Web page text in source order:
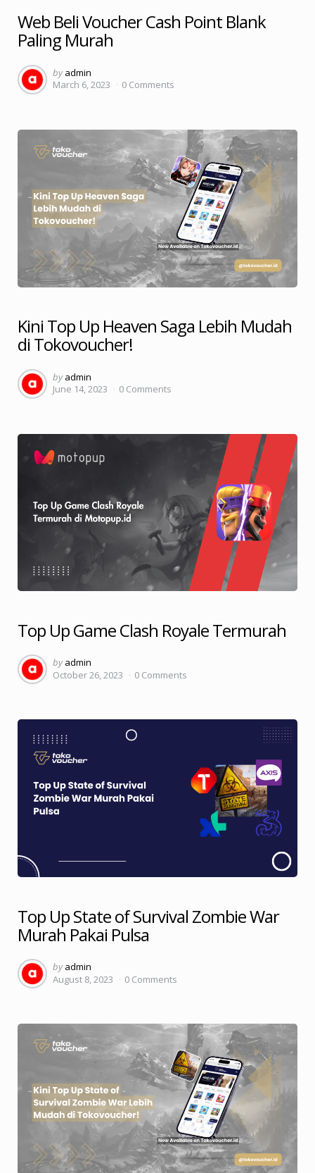
Web Beli Voucher Cash Point Blank
Paling Murah
Posted
by
by admin
March 6, 2023
0 Comments
Kini Top Up Heaven Saga Lebih Mudah
di Tokovoucher!
Posted
by
by admin
June 14, 2023
0 Comments
Top Up Game Clash Royale Termurah
Posted
by
by admin
October 26, 2023
0 Comments
Top Up State of Survival Zombie War
Murah Pakai Pulsa
Posted
by
by admin
August 8, 2023
0 Comments